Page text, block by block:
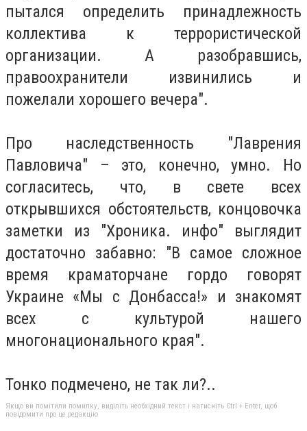
пытался определить принадлежность
коллектива к террористической
организации. А разобравшись,
правоохранители извинились и
пожелали хорошего вечера".
Про наследственность "Лаврения
Павловича" – это, конечно, умно. Но
согласитесь, что, в свете всех
открывшихся обстоятельств, концовочка
заметки из "Хроника. инфо" выглядит
достаточно забавно: "В самое сложное
время краматорчане гордо говорят
Украине «Мы с Донбасса!» и знакомят
всех с культурой нашего
многонационального края".
Тонко подмечено, не так ли?..
Якщо ви помітили помилку, виділіть необхідний текст і натисніть Ctrl + Enter, щоб
повідомити про це редакцію